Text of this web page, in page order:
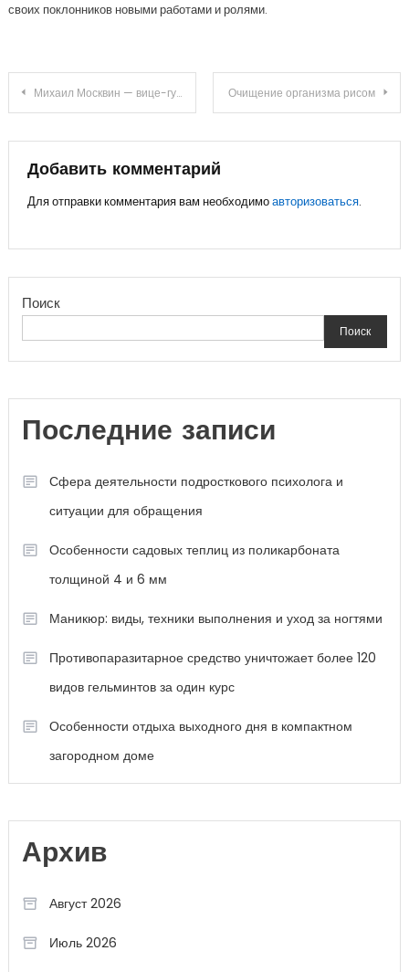
своих поклонников новыми работами и ролями.
Навигация
записям
Михаил Москвин — вице-губернатор Ленинградской области — биография, достижения и вклад в развитие региона Очищение организма рисом
Добавить комментарий
Для отправки комментария вам необходимоавторизоваться.
Поиск
Поиск
Последние записи
Сфера деятельности подросткового психолога и
ситуации для обращения
Особенности садовых теплиц из поликарбоната
толщиной 4 и 6 мм
Маникюр: виды, техники выполнения и уход за ногтями
Противопаразитарное средство уничтожает более 120
видов гельминтов за один курс
Особенности отдыха выходного дня в компактном
загородном доме
Архив
Август 2026
Июль 2026